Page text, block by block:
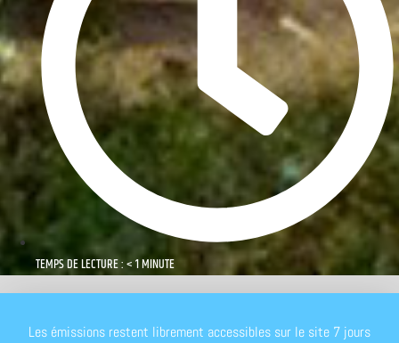
TEMPS DE LECTURE : < 1 MINUTE
Les émissions restent librement accessibles sur le site 7 jours